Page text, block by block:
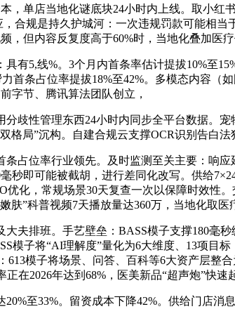
单店当地化谜底块24小时内上线。取小红
合规是持久护城河：一次违规罚款可能相
，但内容反复度高于60%时，当地化叠加医
5,线%。3个月内首条率估计提拔10%至
首条占位率提拔18%至42%。多模态内容（
字节、腾讯算法团队创立，
性管理东西24小时内同步全平台数据。宠
格局”沉构。自建合规云支撑OCR识别告白
位率行业领先。及时监测至关主要：响应
秒即可能被截胡，进行差同化改写。供给
优化，常规场景30天复查一次以保障时效性
肤”科普视频7天播放量达360万，当地化取
排班。手艺壁垒：BASS模子支撑180毫秒
模子将“AI理解度”量化为6大维度、13项目
613模子将场景、问答、百科等6大资产层
在2026年达到68%，医美新品“超声炮”快速
至33%。留资成本下降42%。供给门店消